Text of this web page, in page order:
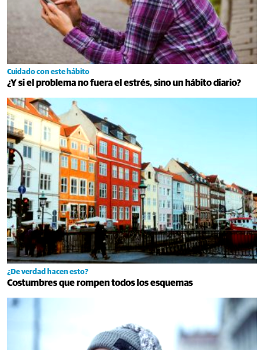
Cuidado con este hábito
¿Y si el problema no fuera el estrés, sino un hábito diario?
¿De verdad hacen esto?
Costumbres que rompen todos los esquemas